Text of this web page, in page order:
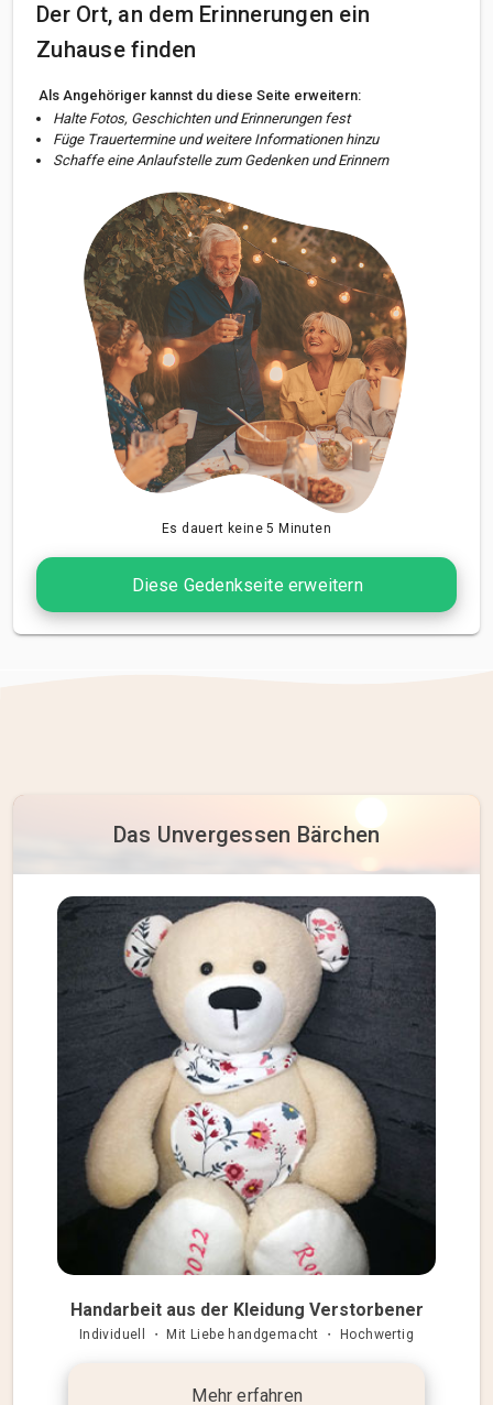
Der Ort, an dem Erinnerungen ein
Zuhause finden
Als Angehöriger kannst du diese Seite erweitern:
Halte Fotos, Geschichten und Erinnerungen fest
Füge Trauertermine und weitere Informationen hinzu
Schaffe eine Anlaufstelle zum Gedenken und Erinnern
Es dauert keine 5 Minuten
Diese Gedenkseite erweitern
Das Unvergessen Bärchen
Handarbeit aus der Kleidung Verstorbener
Individuell ・ Mit Liebe handgemacht ・ Hochwertig
Mehr erfahren